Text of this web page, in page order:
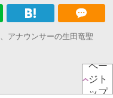
アナウンサーの生田竜聖
ペー
ジト
ップ